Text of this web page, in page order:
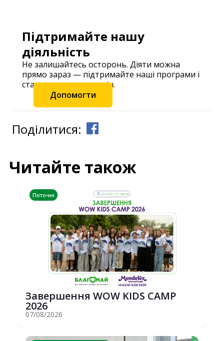
Підтримайте нашу
діяльність
Не залишайтесь осторонь. Діяти можна
прямо зараз — підтримайте наші програми і
станьте частиною змін.
Допомогти
Поділитися:
Читайте також
Поточні
Завершення WOW KIDS CAMP
2026
07/08/2026